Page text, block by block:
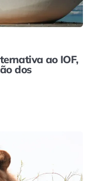
ao IOF,
dos